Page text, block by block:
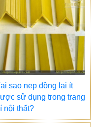
sao nẹp đồng lại ít
sử dụng trong trang
nội thất?